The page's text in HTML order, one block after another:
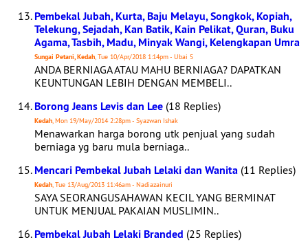
Pembekal Jubah, Kurta, Baju Melayu, Songkok, Kopiah,
Telekung, Sejadah, Kan Batik, Kain Pelikat, Quran, Buku
Agama, Tasbih, Madu, Minyak Wangi, Kelengkapan Umra
Sungai Petani, Kedah, Tue 10/Apr/2018 1:14pm - Ubai 5
ANDA BERNIAGA ATAU MAHU BERNIAGA? DAPATKAN
KEUNTUNGAN LEBIH DENGAN MEMBELI..
Borong Jeans Levis dan Lee (18 Replies)
Kedah, Mon 19/May/2014 2:28pm - Syazwan Ishak
Menawarkan harga borong utk penjual yang sudah
berniaga yg baru mula berniaga..
Mencari Pembekal Jubah Lelaki dan Wanita (11 Replies)
Kedah, Tue 13/Aug/2013 11:46am - Nadiazainuri
SAYA SEORANGUSAHAWAN KECIL YANG BERMINAT
UNTUK MENJUAL PAKAIAN MUSLIMIN..
Pembekal Jubah Lelaki Branded (25 Replies)